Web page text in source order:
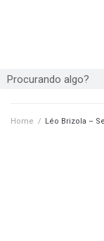
Home / Léo Brizola –